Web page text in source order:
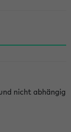
nicht abhängig